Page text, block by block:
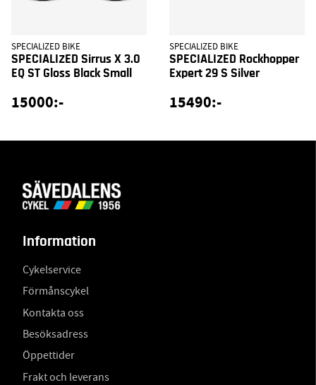
SPECIALIZED BIKE
SPECIALIZED Sirrus X 3.0
EQ ST Gloss Black Small
15000:-
SPECIALIZED BIKE
SPECIALIZED Rockhopper
Expert 29 S Silver
15490:-
Information
Cykelservice
Förmånscykel
Kontakta oss
Besöksadress
Öppettider
Frakt och leverans